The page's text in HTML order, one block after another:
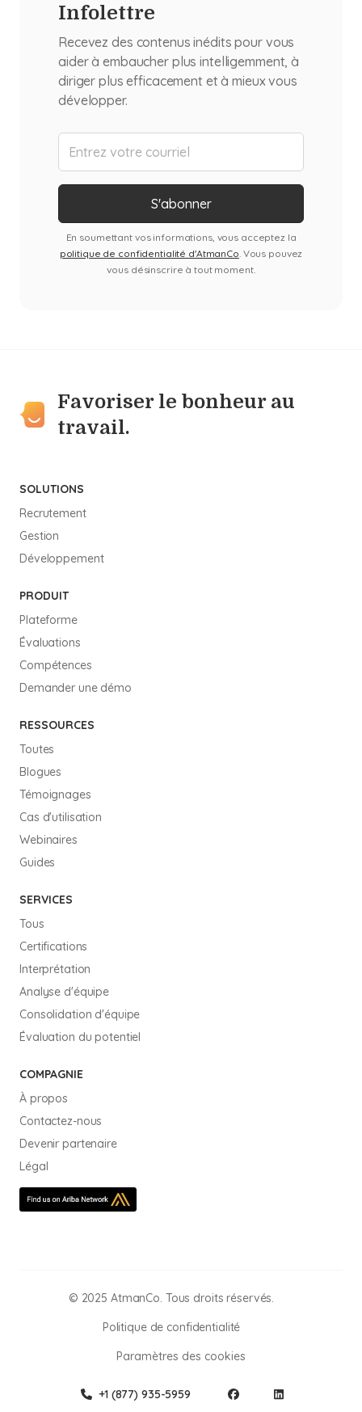
Infolettre
Recevez des contenus inédits pour vous
aider à embaucher plus intelligemment, à
diriger plus efficacement et à mieux vous
développer.
En soumettant vos informations, vous acceptez la
politique de confidentialité d'AtmanCo . Vous pouvez
vous désinscrire à tout moment.
Favoriser le bonheur au
travail.
SOLUTIONS
Recrutement
Gestion
Développement
PRODUIT
Plateforme
Évaluations
Compétences
Demander une démo
RESSOURCES
Toutes
Blogues
Témoignages
Cas d'utilisation
Webinaires
Guides
SERVICES
Tous
Certifications
Interprétation
Analyse d'équipe
Consolidation d'équipe
Évaluation du potentiel
COMPAGNIE
À propos
Contactez-nous
Devenir partenaire
Légal
© 2025 AtmanCo. Tous droits réservés.
Politique de confidentialité
Paramètres des cookies
+1 (877) 935-5959